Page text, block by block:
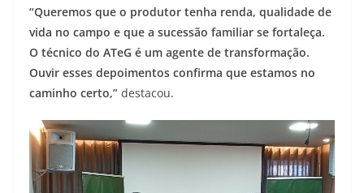
“Queremos que o produtor tenha renda, qualidade de
vida no campo e que a sucessão familiar se fortaleça.
O técnico do ATeG é um agente de transformação.
Ouvir esses depoimentos confirma que estamos no
caminho certo,” destacou.